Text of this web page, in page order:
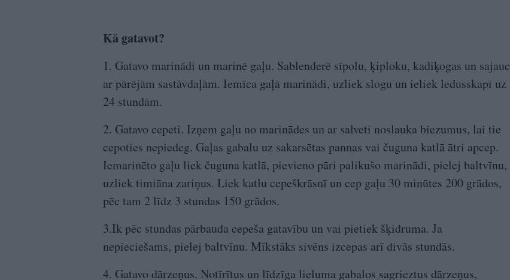
Kā gatavot?
1. Gatavo marinādi un marinē gaļu. Sablenderē sīpolu, ķiploku, kadiķogas un sajauc
ar pārējām sastāvdaļām. Iemīca gaļā marinādi, uzliek slogu un ieliek ledusskapī uz
24 stundām.
2. Gatavo cepeti. Izņem gaļu no marinādes un ar salveti noslauka biezumus, lai tie
cepoties nepiedeg. Gaļas gabalu uz sakarsētas pannas vai čuguna katlā ātri apcep.
Iemarinēto gaļu liek čuguna katlā, pievieno pāri palikušo marinādi, pielej baltvīnu,
uzliek timiāna zariņus. Liek katlu cepeškrāsnī un cep gaļu 30 minūtes 200 grādos,
pēc tam 2 līdz 3 stundas 150 grādos.
3.Ik pēc stundas pārbauda cepeša gatavību un vai pietiek šķidruma. Ja
nepieciešams, pielej baltvīnu. Mīkstāks sivēns izcepas arī divās stundās.
4. Gatavo dārzeņus. Notīrītus un līdzīga lieluma gabalos sagrieztus dārzeņus,